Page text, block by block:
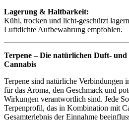
Lagerung & Haltbarkeit:
Kühl, trocken und licht-geschützt
Luftdichte Aufbewahrung empfohlen.
Terpene – Die natürlichen Duft- und
Cannabis
Terpene sind natürliche Verbindungen
für das Aroma, den Geschmack und
Wirkungen verantwortlich sind. Jede
Terpenprofil, das in Kombination mit
Gesamterlebnis der Einnahme